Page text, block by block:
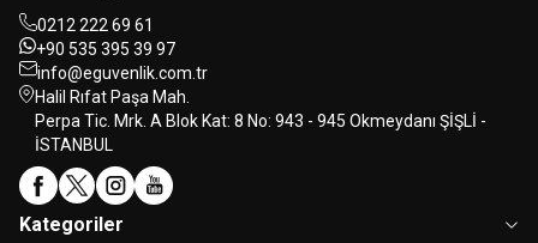
0212 222 69 61
+90 535 395 39 97
info@eguvenlik.com.tr
Halil Rıfat Paşa Mah.
Perpa Tic. Mrk. A Blok Kat: 8 No: 943 - 945 Okmeydanı ŞİŞLİ -
İSTANBUL
Kategoriler